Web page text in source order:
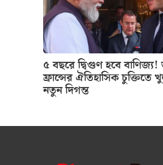
৫ বছরে দ্বিগুণ হবে
ফ্রান্সের ঐতিহাসিক চুক্তিতে
নতুন দিগন্ত